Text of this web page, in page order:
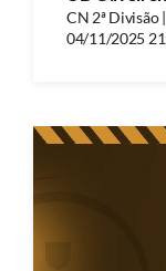
CN 2ª Divisão
04/11/2025